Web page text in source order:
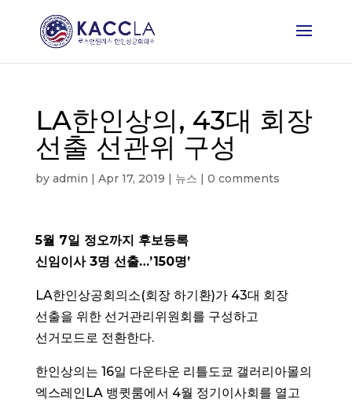
LA한인상의, 43대 회장
선출 선관위 구성
by admin | Apr 17, 2019 | 뉴스 | 0 comments
5월 7일 정오까지 후보등록
신임이사 3명 선출…’150명’
LA한인상공회의소(회장 하기환)가 43대 회장
선출을 위한 선거관리위원회를 구성하고
선거모드로 전환한다.
한인상의는 16일 다운타운 리틀도쿄 갤러리아몰의
엑스레인LA 뱅큇룸에서 4월 정기이사회를 열고